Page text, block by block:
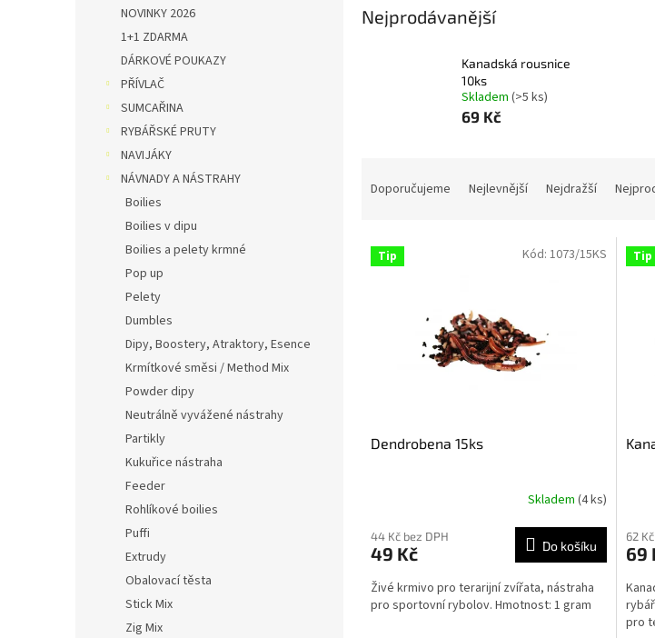
NOVINKY 2026
1+1 ZDARMA
DÁRKOVÉ POUKAZY
PŘÍVLAČ
SUMCAŘINA
RYBÁŘSKÉ PRUTY
NAVIJÁKY
NÁVNADY A NÁSTRAHY
Boilies
Boilies v dipu
Boilies a pelety krmné
Pop up
Pelety
Dumbles
Dipy, Boostery, Atraktory, Esence
Krmítkové směsi / Method Mix
Powder dipy
Neutrálně vyvážené nástrahy
Partikly
Kukuřice nástraha
Feeder
Rohlíkové boilies
Puffi
Extrudy
Obalovací těsta
Stick Mix
Zig Mix
Nejprodávanější
Kanadská rousnice
10ks
Skladem (>5 ks)
69 Kč
n
Doporučujeme Nejlevnější Nejdražší
V Tip
Dendrobena 15ks
produktu
je
z
5
Skladem (4 ks)
44 Kč bez DPH
49 Kč Do košíku
Živé krmivo pro terarijní zvířata, nástraha
pro sportovní rybolov. Hmotnost: 1 gram
Kód: 1073/15KS Tip
je
z
5
62
69
pro